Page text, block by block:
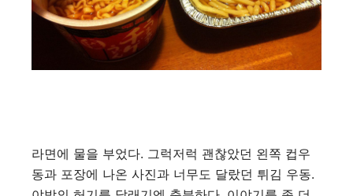
라면에 물을 부었다. 그럭저럭 괜찮았던 왼쪽 컵우
동과 포장에 나온 사진과 너무도 달랐던 튀김 우동.